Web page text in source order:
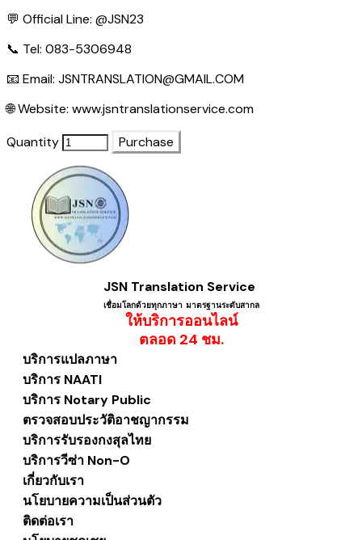
💬 Official Line: @JSN23
📞 Tel: 083-5306948
📧 Email: JSNTRANSLATION@GMAIL.COM
🌐 Website: www.jsntranslationservice.com
Quantity
Purchase
JSN Translation Service
เชื่อมโลกด้วยทุกภาษา ​มาตรฐานระดับสากล
ให้บริการออนไลน์
​ตลอด 24 ชม.
บริการแปลภาษา
บริการ NAATI
บริการ Notary Public
ตรวจสอบประวัติอาชญากรรม
บริการรับรองกงสุลไทย
บริการวีซ่า Non-O
เกี่ยวกับเรา
นโยบายความเป็นส่วนตัว
ติดต่อเรา